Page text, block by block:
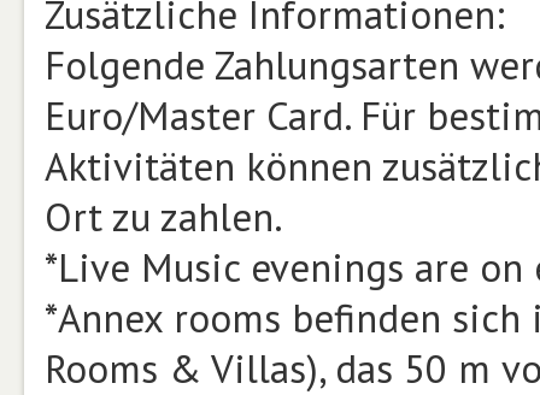
Zusätzliche Informationen:
Folgende Zahlungsarten
Euro/Master Card. Für
Aktivitäten können
Ort zu zahlen.
*Live Music evenings are on
*Annex rooms befinden
Rooms & Villas), das 50 m